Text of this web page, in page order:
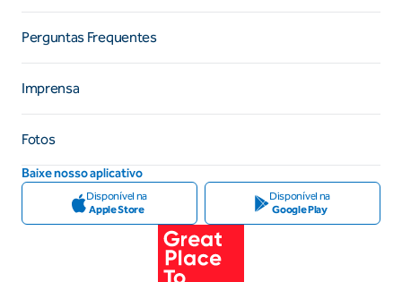
Perguntas Frequentes
Imprensa
Fotos
Baixe nosso aplicativo
Disponível na
Apple Store
Disponível na
Google Play